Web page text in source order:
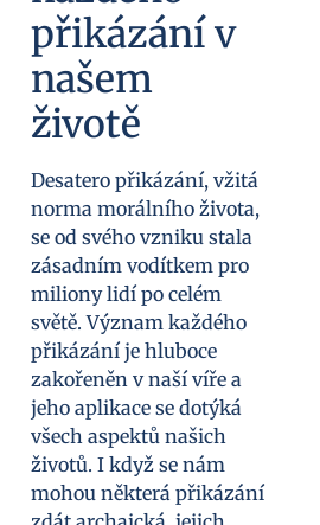
přikázání v
našem
životě
Desatero přikázání, vžitá
norma morálního života,
se od svého vzniku stala
zásadním vodítkem pro
miliony lidí po celém
světě. Význam každého
přikázání je hluboce
zakořeněn v naší víře a
jeho aplikace se dotýká
všech aspektů našich
životů. I když se nám
mohou některá přikázání